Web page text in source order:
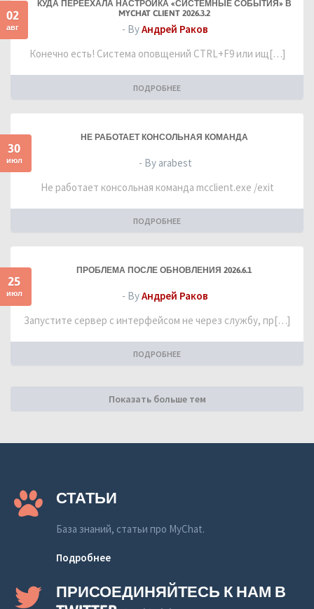
02
авг
КУДА ПЕРЕЕХАЛА НАСТРОЙКА «СИСТЕМНЫЕ СОБЫТИЯ» В
MYCHAT CLIENT 2026.3.2
- ByАндрей Раков
Конечно есть! Система оповщений CTRL+F9 или ищ[…]
ПОДРОБНЕЕ
30
июл
НЕ РАБОТАЕТ КОНСОЛЬНАЯ КОМАНДА
- By arabest
Не работает консольная команда mcclient.exe /exit
ПОДРОБНЕЕ
25
июл
ПРОБЛЕМА ПОСЛЕ ОБНОВЛЕНИЯ 2026.6.1
- ByАндрей Раков
Запустите сервер с интерфейсом не через службу, пр[…]
ПОДРОБНЕЕ
Показать больше тем
СТАТЬИ
База знаний, статьи про MyChat.
Подробнее
ПРИСОЕДИНЯЙТЕСЬ К НАМ В